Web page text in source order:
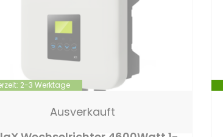
2-3 Werktage
Ausverkauft